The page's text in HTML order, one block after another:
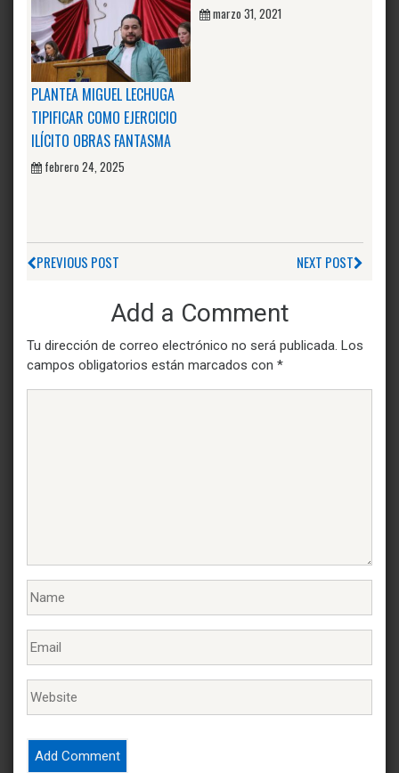
marzo 31, 2021
PLANTEA MIGUEL LECHUGA
TIPIFICAR COMO EJERCICIO
ILÍCITO OBRAS FANTASMA
febrero 24, 2025
PREVIOUS POST NEXT POST
Add a Comment
Tu dirección de correo electrónico no será publicada. Los
campos obligatorios están marcados con *